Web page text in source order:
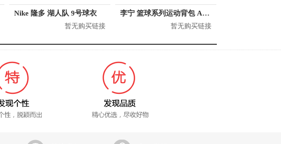
Nike 隆多 湖人队 9号球衣
暂无购买链接
李宁 篮球系列运动背包 ABSQ064
暂无购买链接